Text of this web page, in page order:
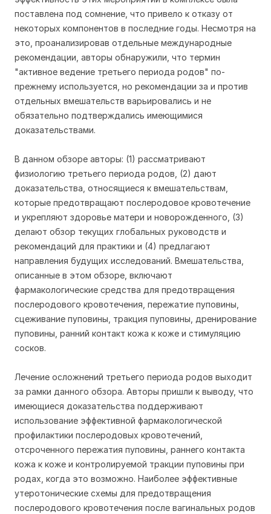
поставлена под сомнение, что привело к отказу от
некоторых компонентов в последние годы. Несмотря на
это, проанализировав отдельные международные
рекомендации, авторы обнаружили, что термин
"активное ведение третьего периода родов" по-
прежнему используется, но рекомендации за и против
отдельных вмешательств варьировались и не
обязательно подтверждались имеющимися
доказательствами.
В данном обзоре авторы: (1) рассматривают
физиологию третьего периода родов, (2) дают
доказательства, относящиеся к вмешательствам,
которые предотвращают послеродовое кровотечение
и укрепляют здоровье матери и новорожденного, (3)
делают обзор текущих глобальных руководств и
рекомендаций для практики и (4) предлагают
направления будущих исследований. Вмешательства,
описанные в этом обзоре, включают
фармакологические средства для предотвращения
послеродового кровотечения, пережатие пуповины,
сцеживание пуповины, тракция пуповины, дренирование
пуповины, ранний контакт кожа к коже и стимуляцию
сосков.
Лечение осложнений третьего периода родов выходит
за рамки данного обзора. Авторы пришли к выводу, что
имеющиеся доказательства поддерживают
использование эффективной фармакологической
профилактики послеродовых кровотечений,
отсроченного пережатия пуповины, раннего контакта
кожа к коже и контролируемой тракции пуповины при
родах, когда это возможно. Наиболее эффективные
утеротонические схемы для предотвращения
послеродового кровотечения после вагинальных родов